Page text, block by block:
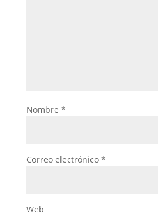
Nombre *
Correo electrónico *
Web